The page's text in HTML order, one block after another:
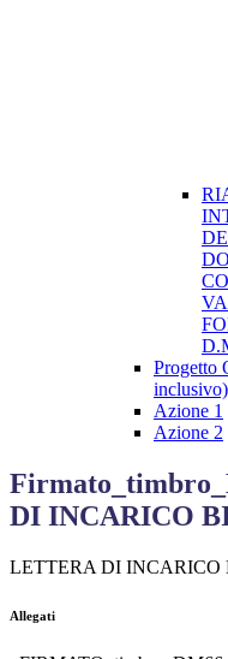
Progetto
inclusivo)
Azione 1
Azione 2
DI INCARICO
LETTERA DI INCARICO
Allegati